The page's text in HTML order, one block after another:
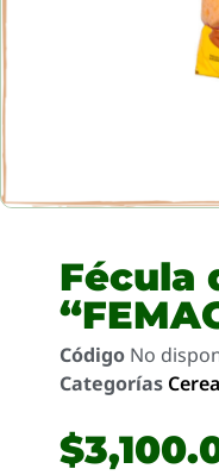
Fécula
Código No
Categorías
$